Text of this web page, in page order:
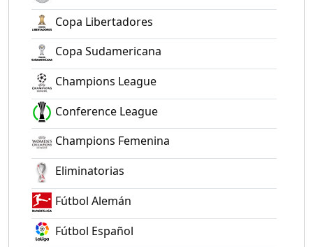
Copa Libertadores
Copa Sudamericana
Champions League
Conference League
Champions Femenina
Eliminatorias
Fútbol Alemán
Fútbol Español